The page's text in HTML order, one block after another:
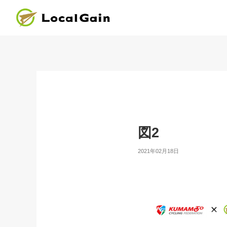
図2
2021年02月18日